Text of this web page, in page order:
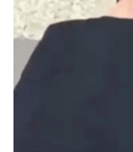
문의하기